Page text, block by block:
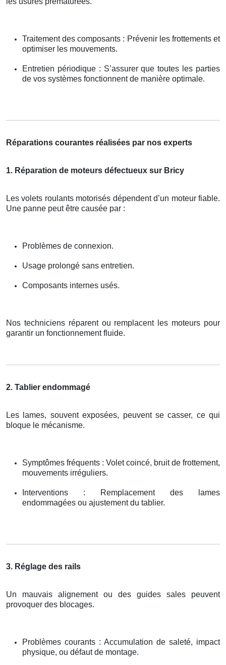
Traitement des composants : Prévenir les frottements et
optimiser les mouvements.
Entretien périodique : S’assurer que toutes les parties
de vos systèmes fonctionnent de manière optimale.
Réparations courantes réalisées par nos experts
1. Réparation de moteurs défectueux sur Bricy
Les volets roulants motorisés dépendent d’un moteur fiable.
Une panne peut être causée par :
Problèmes de connexion.
Usage prolongé sans entretien.
Composants internes usés.
Nos techniciens réparent ou remplacent les moteurs pour
garantir un fonctionnement fluide.
2. Tablier endommagé
Les lames, souvent exposées, peuvent se casser, ce qui
bloque le mécanisme.
Symptômes fréquents : Volet coincé, bruit de frottement,
mouvements irréguliers.
Interventions : Remplacement des lames
endommagées ou ajustement du tablier.
3. Réglage des rails
Un mauvais alignement ou des guides sales peuvent
provoquer des blocages.
Problèmes courants : Accumulation de saleté, impact
physique, ou défaut de montage.